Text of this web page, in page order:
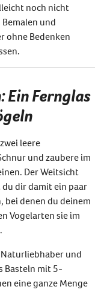
noch nicht
und
ohne Bedenken
Ein Fernglas
leere
und zaubere im
Der Weitsicht
dir damit ein paar
bei denen du deinem
Vogelarten sie im
und
Basteln mit 5-
eine ganze Menge